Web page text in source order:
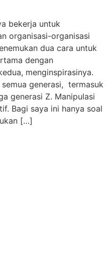
bekerja untuk
organisasi-organisasi
dua cara untuk
dengan
menginspirasinya.
generasi, termasuk
generasi Z. Manipulasi
Bagi saya ini hanya soal
[…]